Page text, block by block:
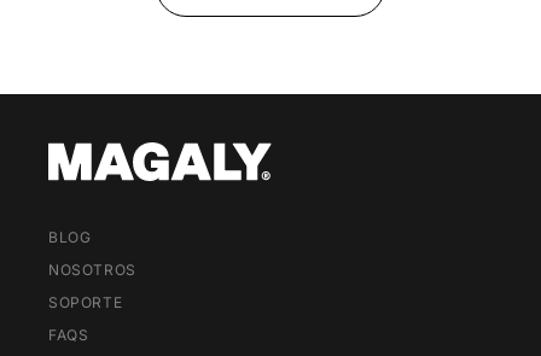
BLOG
NOSOTROS
SOPORTE
FAQS